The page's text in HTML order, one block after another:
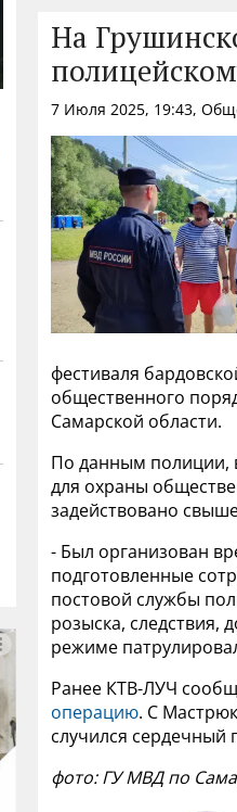
На
7 Июля 2025, 19:43,
фестиваля
общественного
Самарской области.
По данным полиции,
для охраны
задействовано
- Был организован
подготовленные
постовой службы
розыска, следствия,
режиме
Ранее КТВ-ЛУЧ
операцию. С
случился сердечный
фото: ГУ МВД по